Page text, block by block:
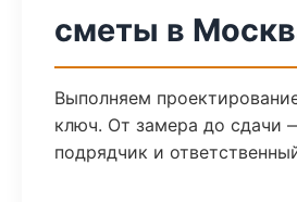
сметы в
Выполняем
ключ. От замера до сдачи
подрядчик и